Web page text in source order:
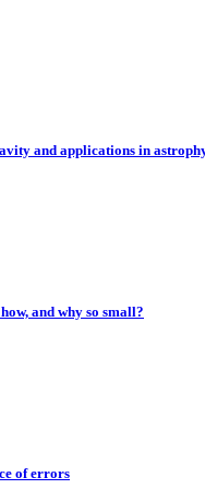
and applications in
and why so small?
of errors